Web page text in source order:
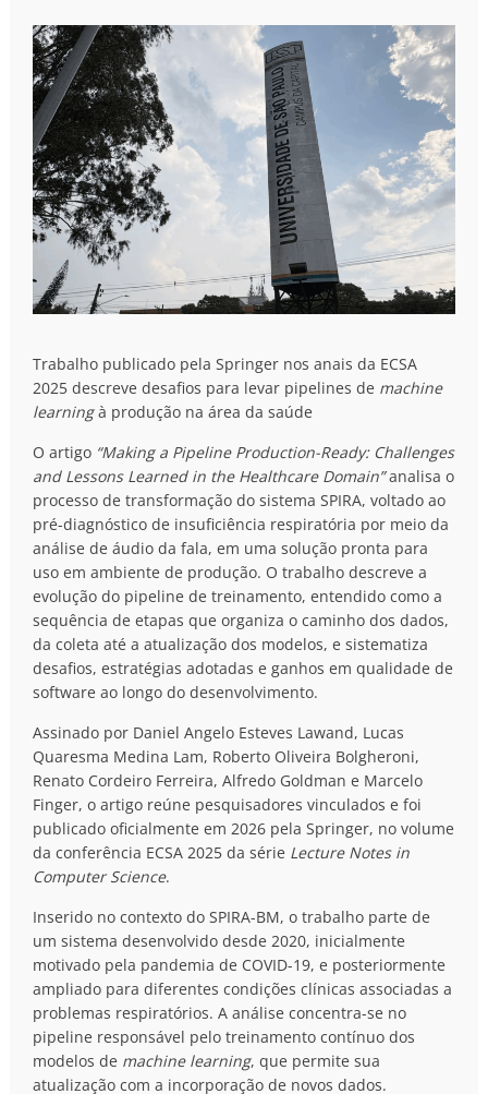
Trabalho publicado pela Springer nos anais da ECSA
2025 descreve desafios para levar pipelines de machine
learningà produção na área da saúde
O artigo “Making a Pipeline Production-Ready: Challenges
and Lessons Learned in the Healthcare Domain”analisa o
processo de transformação do sistema SPIRA, voltado ao
pré-diagnóstico de insuficiência respiratória por meio da
análise de áudio da fala, em uma solução pronta para
uso em ambiente de produção. O trabalho descreve a
evolução do pipeline de treinamento, entendido como a
sequência de etapas que organiza o caminho dos dados,
da coleta até a atualização dos modelos, e sistematiza
desafios, estratégias adotadas e ganhos em qualidade de
software ao longo do desenvolvimento.
Assinado por Daniel Angelo Esteves Lawand, Lucas
Quaresma Medina Lam, Roberto Oliveira Bolgheroni,
Renato Cordeiro Ferreira, Alfredo Goldman e Marcelo
Finger, o artigo reúne pesquisadores vinculados e foi
publicado oficialmente em 2026 pela Springer, no volume
da conferência ECSA 2025 da série Lecture Notes in
Computer Science.
Inserido no contexto do SPIRA-BM, o trabalho parte de
um sistema desenvolvido desde 2020, inicialmente
motivado pela pandemia de COVID-19, e posteriormente
ampliado para diferentes condições clínicas associadas a
problemas respiratórios. A análise concentra-se no
pipeline responsável pelo treinamento contínuo dos
modelos de machine learning, que permite sua
atualização com a incorporação de novos dados.